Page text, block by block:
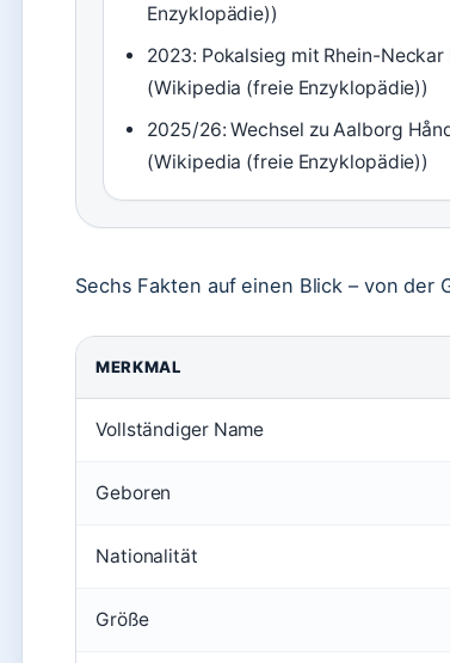
Enzyklopädie))
2023: Pokalsieg mit Rhein-Neckar
(Wikipedia (freie Enzyklopädie))
2025/26: Wechsel zu Aalborg
(Wikipedia (freie Enzyklopädie))
Sechs Fakten auf einen Blick – von der
MERKMAL
Vollständiger Name
Geboren
Nationalität
Größe